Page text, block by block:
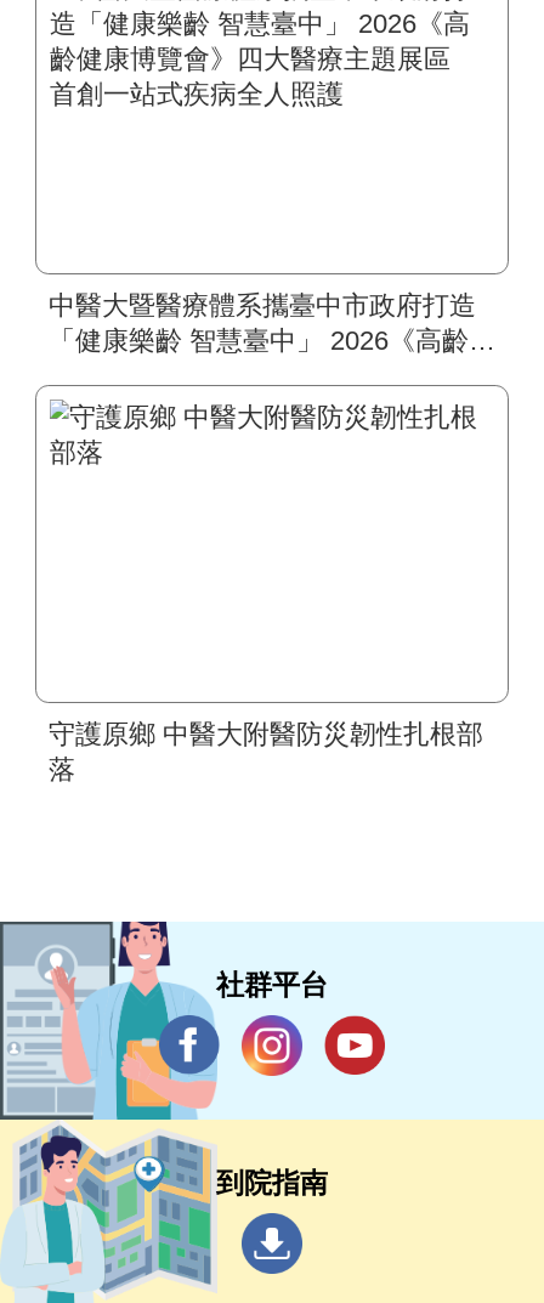
中醫大暨醫療體系攜臺中市政府打造
「健康樂齡 智慧臺中」 2026《高齡健
一站式疾病全人照護
守護原鄉 中醫大附醫防災韌性扎根部
落
社群平台
到院指南